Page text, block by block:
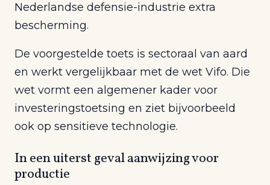
Nederlandse defensie-industrie extra
bescherming.
De voorgestelde toets is sectoraal van aard
en werkt vergelijkbaar met de wet Vifo. Die
wet vormt een algemener kader voor
investeringstoetsing en ziet bijvoorbeeld
ook op sensitieve technologie.
In een uiterst geval aanwijzing voor
productie